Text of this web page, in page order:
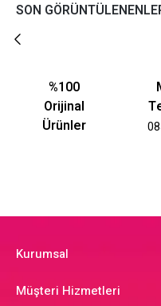
SON
%100
Orijinal
Ürünler
Kurumsal
Müşteri Hizmetleri